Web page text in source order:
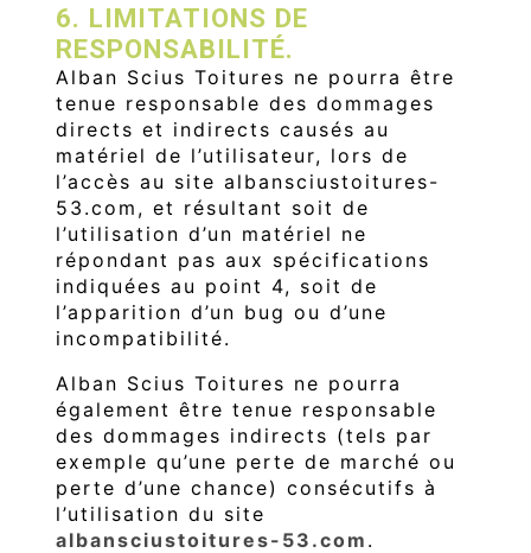
6. LIMITATIONS DE
RESPONSABILITÉ.
Alban Scius Toitures ne pourra être
tenue responsable des dommages
directs et indirects causés au
matériel de l’utilisateur, lors de
l’accès au site albansciustoitures-
53.com, et résultant soit de
l’utilisation d’un matériel ne
répondant pas aux spécifications
indiquées au point 4, soit de
l’apparition d’un bug ou d’une
incompatibilité.
Alban Scius Toitures ne pourra
également être tenue responsable
des dommages indirects (tels par
exemple qu’une perte de marché ou
perte d’une chance) consécutifs à
l’utilisation du site
albansciustoitures-53.com .